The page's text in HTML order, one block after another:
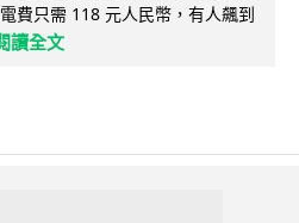
費只需 118 元人民幣，有人飆到
讀全文